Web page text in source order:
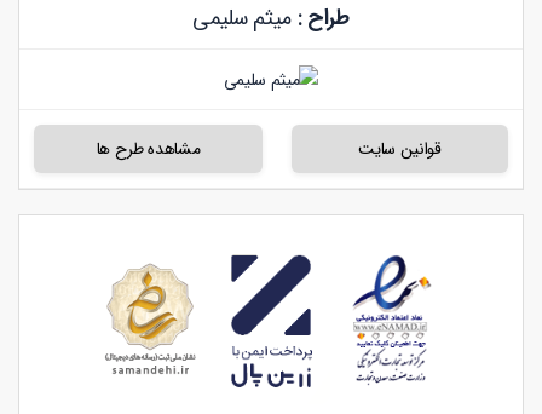
طراح :میثم سلیمی
قوانین سایت مشاهده طرح ها